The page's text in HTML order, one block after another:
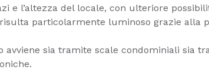
e l’altezza del locale, con ulteriore
particolarmente luminoso grazie alla
avviene sia tramite scale condominiali sia